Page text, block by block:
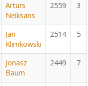
Arturs
Neiksans
2559 3
Jan
Klimkowski
2514 5
Jonasz
Baum
2449 7